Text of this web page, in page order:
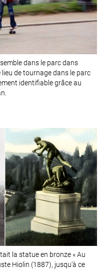
dans le parc dans
de tournage dans le parc
identifiable grâce au
la statue en bronze « Au
Hiolin (1887), jusqu'à ce